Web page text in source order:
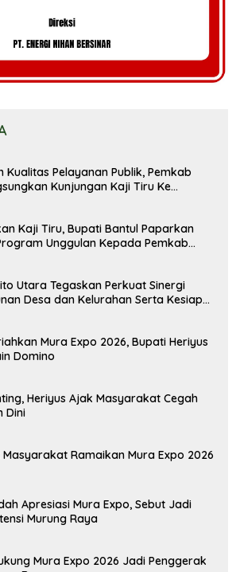
Kualitas Pelayanan Publik, Pemkab
Kunjungan Kaji Tiru Ke
Kaji Tiru, Bupati Bantul Paparkan
Unggulan Kepada Pemkab
Utara Tegaskan Perkuat Sinergi
Desa dan Kelurahan Serta Kesiapan
Mura Expo 2026, Bupati Heriyus
Domino
Heriyus Ajak Masyarakat Cegah
Dini
Masyarakat Ramaikan Mura Expo 2026
Apresiasi Mura Expo, Sebut Jadi
Murung Raya
Mura Expo 2026 Jadi Penggerak